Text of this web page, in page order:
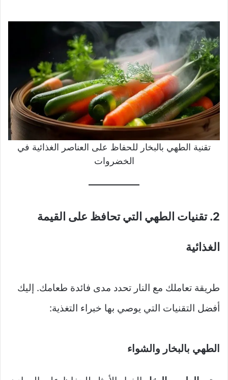
تقنية الطهي بالبخار للحفاظ على العناصر الغذائية في
الخضروات
2. تقنيات الطهي التي تحافظ على القيمة
الغذائية
طريقة تعاملك مع النار تحدد مدى فائدة طعامك. إليك
أفضل التقنيات التي يوصي بها خبراء التغذية:
الطهي بالبخار والشواء